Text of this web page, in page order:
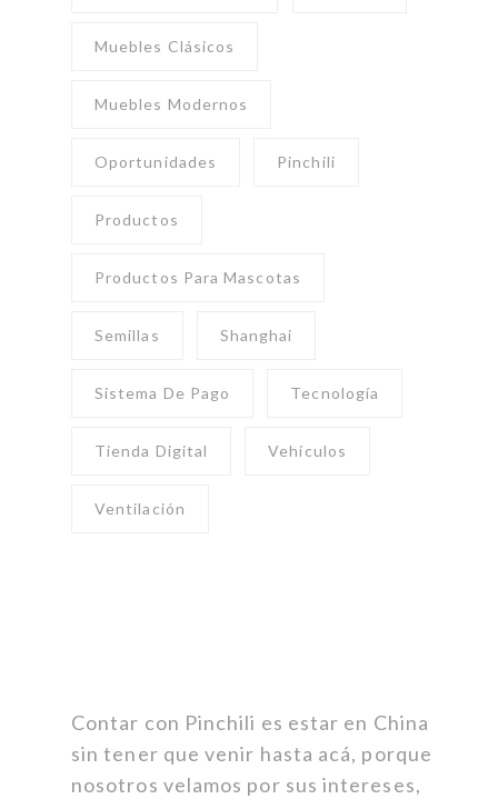
Muebles Clásicos
Muebles Modernos
Oportunidades Pinchili
Productos
Productos Para Mascotas
Semillas Shanghai
Sistema De Pago Tecnología
Tienda Digital Vehículos
Ventilación
Contar con Pinchili es estar en China
sin tener que venir hasta acá, porque
nosotros velamos por sus intereses,